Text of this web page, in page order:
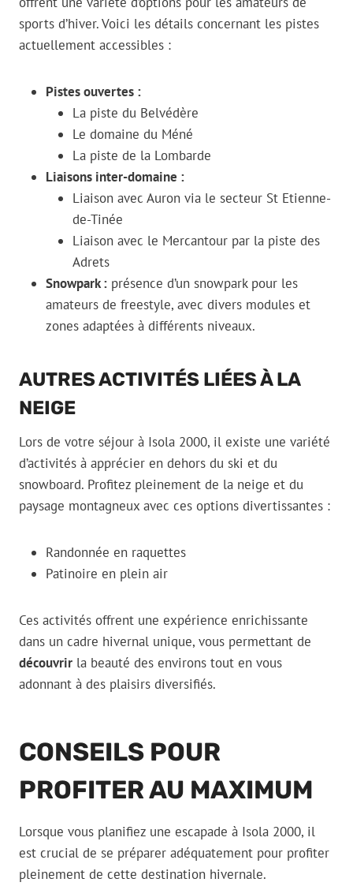
sports d’hiver. Voici les détails concernant les pistes
actuellement accessibles :
Pistes ouvertes :
La piste du Belvédère
Le domaine du Méné
La piste de la Lombarde
Liaisons inter-domaine :
Liaison avec Auron via le secteur St Etienne-
de-Tinée
Liaison avec le Mercantour par la piste des
Adrets
Snowpark : présence d’un snowpark pour les
amateurs de freestyle, avec divers modules et
zones adaptées à différents niveaux.
AUTRES ACTIVITÉS LIÉES À LA
NEIGE
Lors de votre séjour à Isola 2000, il existe une variété
d’activités à apprécier en dehors du ski et du
snowboard. Profitez pleinement de la neige et du
paysage montagneux avec ces options divertissantes :
Randonnée en raquettes
Patinoire en plein air
Ces activités offrent une expérience enrichissante
dans un cadre hivernal unique, vous permettant de
découvrir la beauté des environs tout en vous
adonnant à des plaisirs diversifiés.
CONSEILS POUR
PROFITER AU MAXIMUM
Lorsque vous planifiez une escapade à Isola 2000, il
est crucial de se préparer adéquatement pour profiter
pleinement de cette destination hivernale.